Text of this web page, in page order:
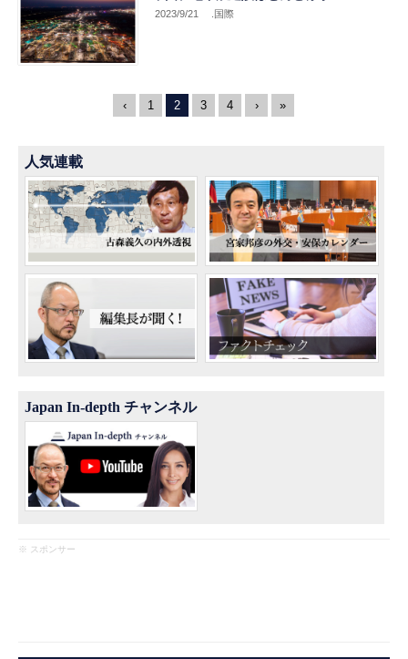
2023/9/21 .国際
‹ 1 2 3 4 › »
人気連載
Japan In-depth チャンネル
※ スポンサー